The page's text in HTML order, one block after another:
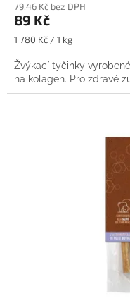
79,46 Kč bez DPH
89 Kč
Měrná
1 780 Kč / 1 kg
Žvýkací tyčinky
na kolagen. Pro zdravé